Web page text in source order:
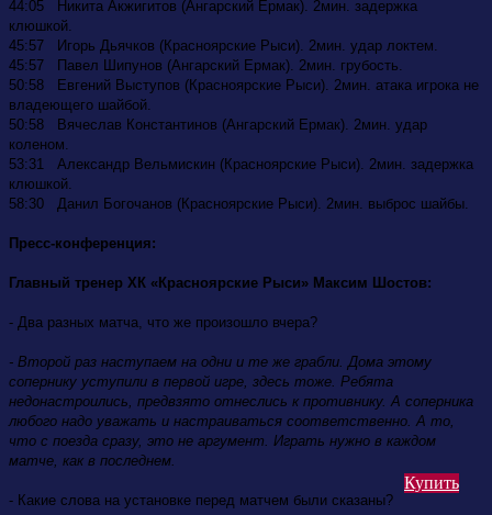
44:05 Никита Акжигитов (Ангарский Ермак). 2мин. задержка
клюшкой.
45:57 Игорь Дьячков (Красноярские Рыси). 2мин. удар локтем.
45:57 Павел Шипунов (Ангарский Ермак). 2мин. грубость.
50:58 Евгений Выступов (Красноярские Рыси). 2мин. атака игрока не
владеющего шайбой.
50:58 Вячеслав Константинов (Ангарский Ермак). 2мин. удар
коленом.
53:31 Александр Вельмискин (Красноярские Рыси). 2мин. задержка
клюшкой.
58:30 Данил Богочанов (Красноярские Рыси). 2мин. выброс шайбы.
Пресс-конференция:
Главный тренер ХК «Красноярские Рыси» Максим Шостов:
- Два разных матча, что же произошло вчера?
- Второй раз наступаем на одни и те же грабли. Дома этому
сопернику уступили в первой игре, здесь тоже. Ребята
недонастроились, предвзято отнеслись к противнику. А соперника
любого надо уважать и настраиваться соответственно. А то,
что с поезда сразу, это не аргумент. Играть нужно в каждом
матче, как в последнем.
- Какие слова на установке перед матчем были сказаны?
Купить